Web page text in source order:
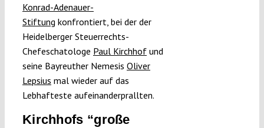
Konrad-Adenauer-
Stiftung konfrontiert, bei der der
Heidelberger Steuerrechts-
Chefeschatologe Paul Kirchhofund
seine Bayreuther Nemesis Oliver
Lepsius mal wieder auf das
Lebhafteste aufeinanderprallten.
Kirchhofs “große